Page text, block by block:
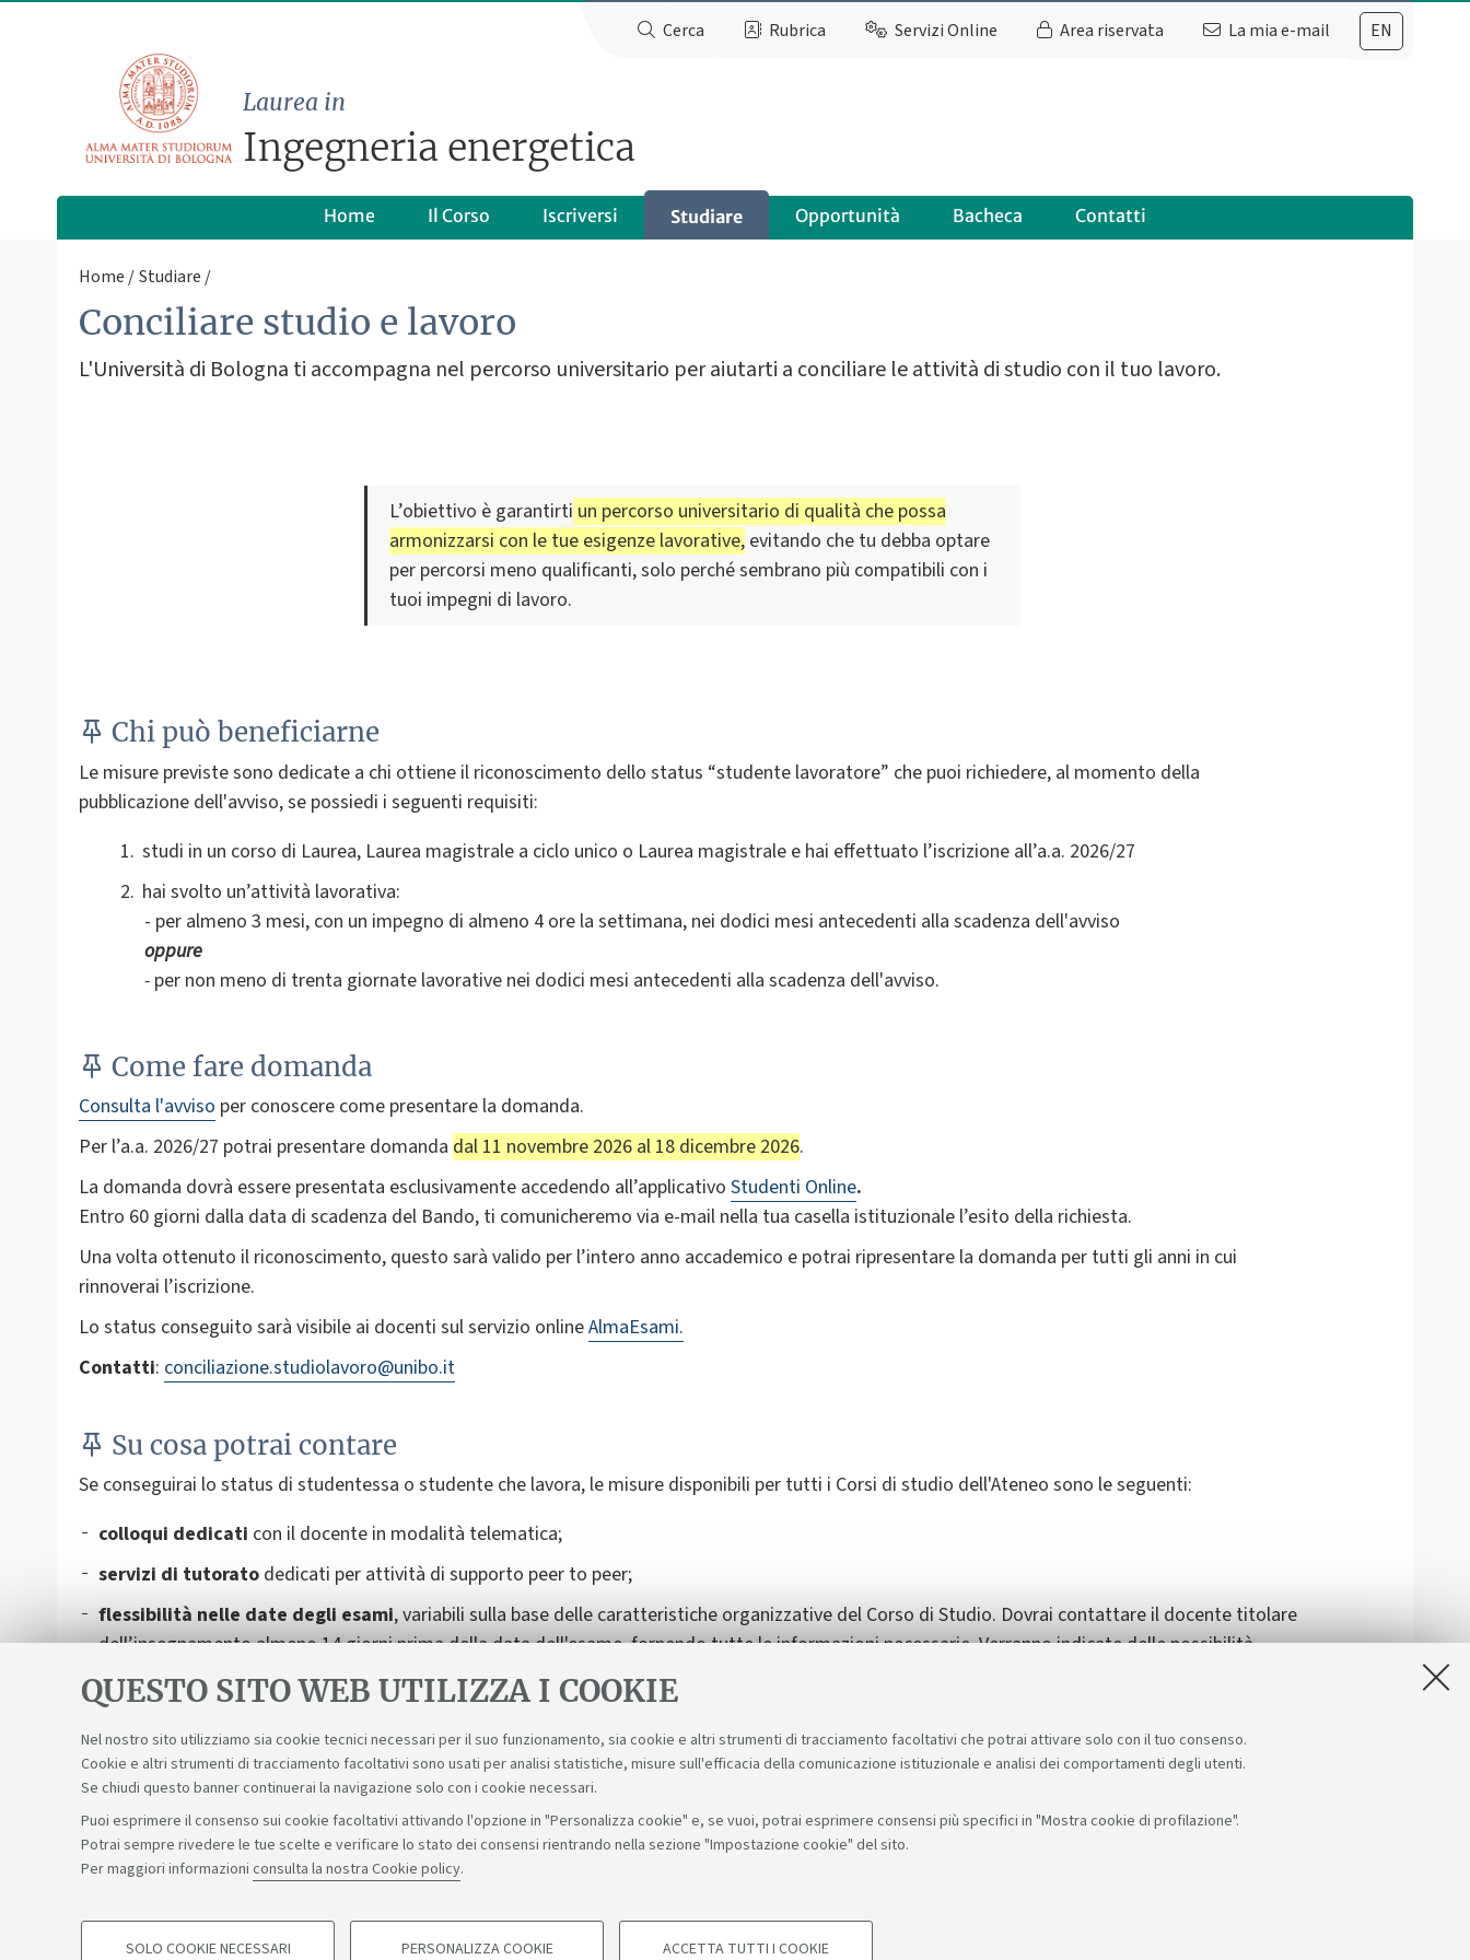
QUESTO SITO WEB UTILIZZA I COOKIE
Nel nostro sito utilizziamo sia cookie tecnici necessari per il suo funzionamento, sia cookie e altri strumenti di tracciamento facoltativi che potrai attivare solo con il tuo consenso.
Cookie e altri strumenti di tracciamento facoltativi sono usati per analisi statistiche, misure sull'efficacia della comunicazione istituzionale e analisi dei comportamenti degli utenti.
Se chiudi questo banner continuerai la navigazione solo con i cookie necessari.
Puoi esprimere il consenso sui cookie facoltativi attivando l'opzione in "Personalizza cookie" e, se vuoi, potrai esprimere consensi più specifici in "Mostra cookie di profilazione".
Potrai sempre rivedere le tue scelte e verificare lo stato dei consensi rientrando nella sezione "Impostazione cookie" del sito.
Per maggiori informazioni consulta la nostra Cookie policy.
SOLO COOKIE NECESSARI PERSONALIZZA COOKIE ACCETTA TUTTI I COOKIE
EN
Cerca Rubrica Servizi Online Area riservata La mia e-mail
Laurea in
Ingegneria energetica
Home Il Corso Iscriversi Studiare Opportunità Bacheca Contatti
Home Studiare
Conciliare studio e lavoro
L'Università di Bologna ti accompagna nel percorso universitario per aiutarti a conciliare le attività di studio con il tuo lavoro.
L’obiettivo è garantirti un percorso universitario di qualità che possa
armonizzarsi con le tue esigenze lavorative, evitando che tu debba optare
per percorsi meno qualificanti, solo perché sembrano più compatibili con i
tuoi impegni di lavoro.
Chi può beneficiarne
Le misure previste sono dedicate a chi ottiene il riconoscimento dello status “studente lavoratore” che puoi richiedere, al momento della
pubblicazione dell'avviso, se possiedi i seguenti requisiti:
studi in un corso di Laurea, Laurea magistrale a ciclo unico o Laurea magistrale e hai effettuato l’iscrizione all’a.a. 2026/27
hai svolto un’attività lavorativa:
- per almeno 3 mesi, con un impegno di almeno 4 ore la settimana, nei dodici mesi antecedenti alla scadenza dell'avviso
oppure
- per non meno di trenta giornate lavorative nei dodici mesi antecedenti alla scadenza dell'avviso.
Come fare domanda
Consulta l'avviso per conoscere come presentare la domanda.
Per l’a.a. 2026/27 potrai presentare domanda dal 11 novembre 2026 al 18 dicembre 2026.
La domanda dovrà essere presentata esclusivamente accedendo all’applicativo Studenti Online.
Entro 60 giorni dalla data di scadenza del Bando, ti comunicheremo via e-mail nella tua casella istituzionale l’esito della richiesta.
Una volta ottenuto il riconoscimento, questo sarà valido per l’intero anno accademico e potrai ripresentare la domanda per tutti gli anni in cui
rinnoverai l’iscrizione.
Lo status conseguito sarà visibile ai docenti sul servizio onlineAlmaEsami.
Contatti: conciliazione.studiolavoro@unibo.it
Su cosa potrai contare
Se conseguirai lo status di studentessa o studente che lavora, le misure disponibili per tutti i Corsi di studio dell'Ateneo sono le seguenti:
colloqui dedicati con il docente in modalità telematica;
servizi di tutorato dedicati per attività di supporto peer to peer;
flessibilità nelle date degli esami,variabili sulla base delle caratteristiche organizzative del Corso di Studio. Dovrai contattare il docente titolare
dell’insegnamento almeno 14 giorni prima della data dell'esame, fornendo tutte le informazioni necessarie. Verranno indicate delle possibilità
alternative e ti saranno suggerite le soluzioni compatibili con quanto il Corso può offrirti.
Sosteniamo il diritto alla conoscenza
©Copyright 2026 - ALMA MATER STUDIORUM - Università di Bologna - Via Zamboni, 33 - 40126 Bologna - PI: 01131710376 - CF: 80007010376